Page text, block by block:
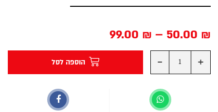
50.00 ₪
–
99.00 ₪
+
- הוספה לסל